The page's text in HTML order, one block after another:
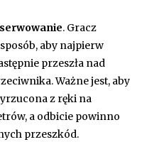
serwowanie. Gracz
aby najpierw
przeszła nad
Ważne jest, aby
z ręki na
a odbicie powinno
przeszkód.